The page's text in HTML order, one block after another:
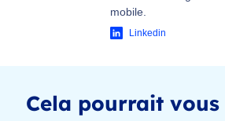
mobile.
Linkedin
Cela pourrait vous